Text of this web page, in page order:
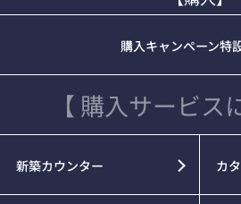
購入キャンペーン特
【 購入サービス
新築カウンター カ